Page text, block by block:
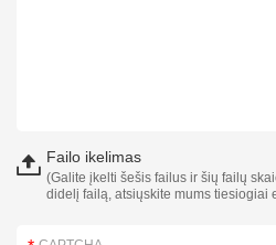
Failo ikelimas
(Galite įkelti šešis failus ir šių failų
didelį failą, atsiųskite mums tiesiogiai